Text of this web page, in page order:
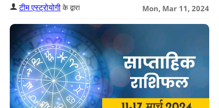
Mon, Mar 11, 2024
टीम एस्ट्रोयोगीके द्वारा